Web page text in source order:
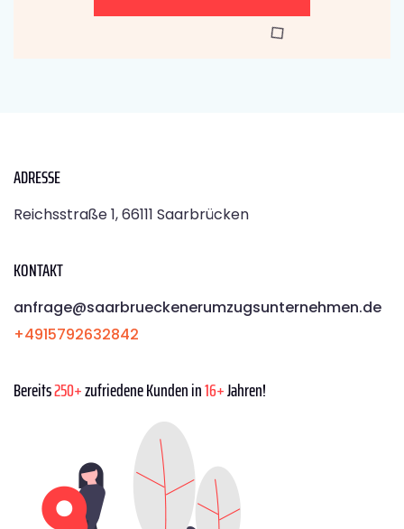
ADRESSE
Reichsstraße 1, 66111 Saarbrücken
KONTAKT
anfrage@saarbrueckenerumzugsunternehmen.de
+4915792632842
Bereits250+zufriedene Kunden in16+Jahren!